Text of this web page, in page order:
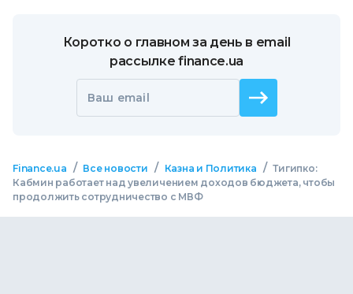
Коротко о главном за день в email
рассылке finance.ua
Ваш email
Finance.ua / Все новости / Казна и Политика / Тигипко:
Кабмин работает над увеличением доходов бюджета, чтобы
продолжить сотрудничество с МВФ